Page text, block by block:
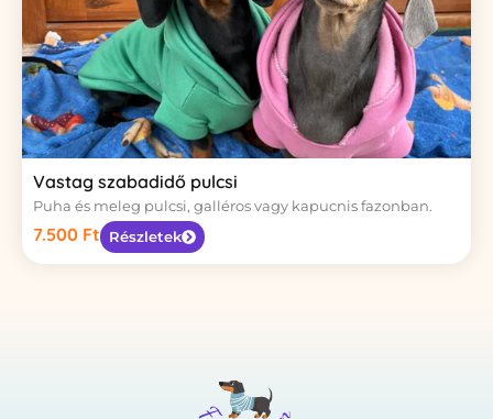
Vastag szabadidő pulcsi
Puha és meleg pulcsi, galléros vagy kapucnis fazonban.
7.500 Ft Részletek